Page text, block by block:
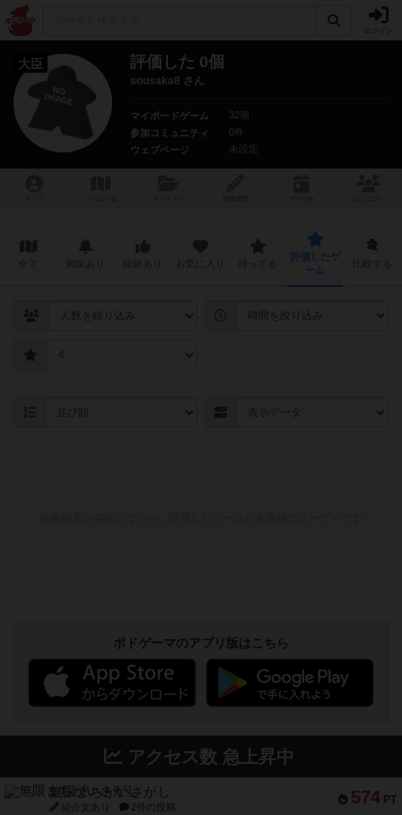
大臣 評価した 0個
sousaka8 さん
マイボードゲーム
32個
参加コミュニティ
0件
ウェブページ
未設定
評価したゲ
ーム
ボドゲーマのアプリ版はこちら
アクセス数 急上昇中
574 PT
無限まちがいさがし
紹介文あり 2件の投稿